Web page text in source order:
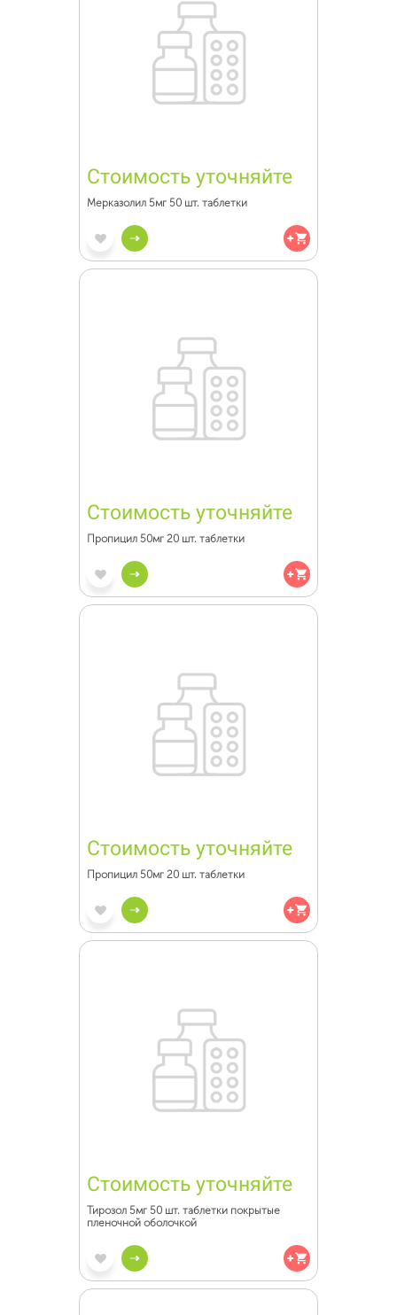
Стоимость уточняйте
Мерказолил 5мг 50 шт. таблетки
Стоимость уточняйте
Пропицил 50мг 20 шт. таблетки
Стоимость уточняйте
Пропицил 50мг 20 шт. таблетки
Стоимость уточняйте
Тирозол 5мг 50 шт. таблетки покрытые
пленочной оболочкой